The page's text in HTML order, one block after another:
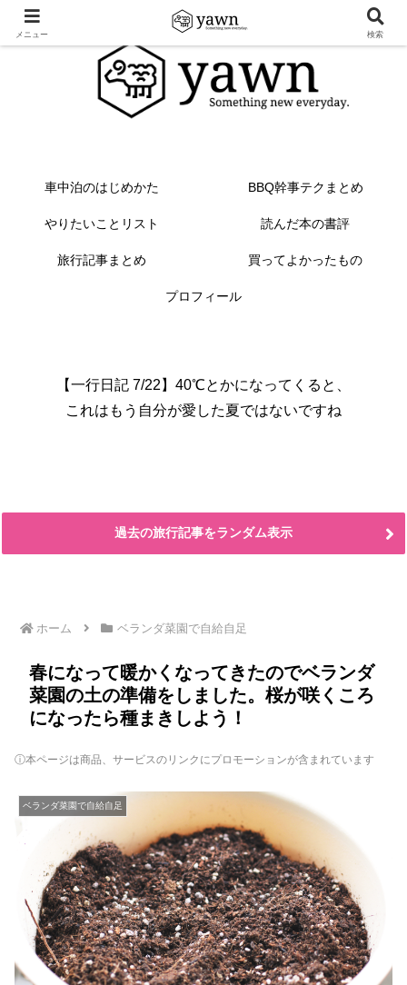
車中泊のはじめかた BBQ幹事テクまとめ
やりたいことリスト 読んだ本の書評
旅行記事まとめ 買ってよかったもの
プロフィール
【一行日記 7/22】40℃とかになってくると、
これはもう自分が愛した夏ではないですね
過去の旅行記事をランダム表示
ホーム ベランダ菜園で自給自足
春になって暖かくなってきたのでベランダ
菜園の土の準備をしました。桜が咲くころ
になったら種まきしよう！
ⓘ本ページは商品、サービスのリンクにプロモーションが含まれています
ベランダ菜園で自給自足
メニュー 検索